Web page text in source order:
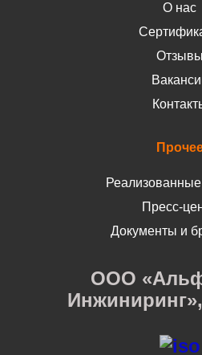
О нас
Отзывы
Пресс-
Документы и
ООО